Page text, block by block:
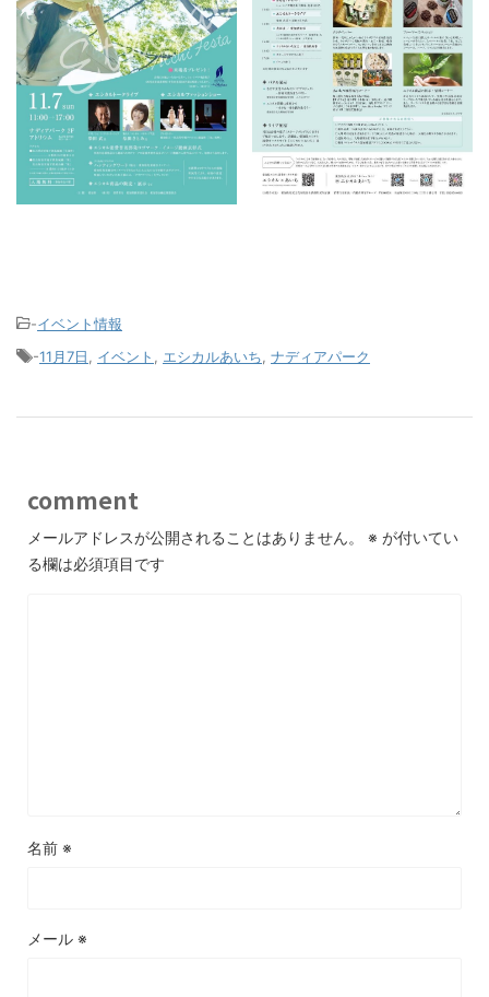
-イベント情報
-11月7日, イベント , エシカルあいち, ナディアパーク
comment
メールアドレスが公開されることはありません。 ※ が付いてい
る欄は必須項目です
名前 ※
メール ※